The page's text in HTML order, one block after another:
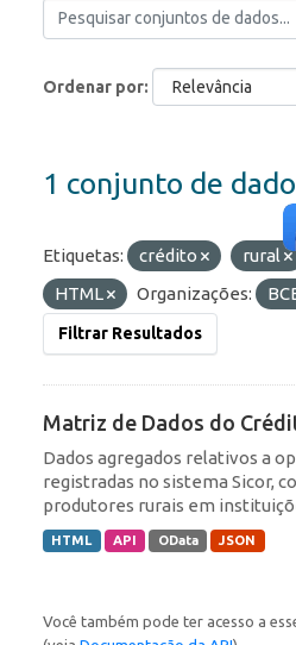
Ordenar por
1 conjunto de
Etiquetas: crédito rural
HTML
Organizações:
Filtrar Resultados
Matriz de Dados do
Dados agregados relativos a
registradas no sistema Sicor,
produtores rurais em
HTML API OData JSON
Você também pode ter acesso a